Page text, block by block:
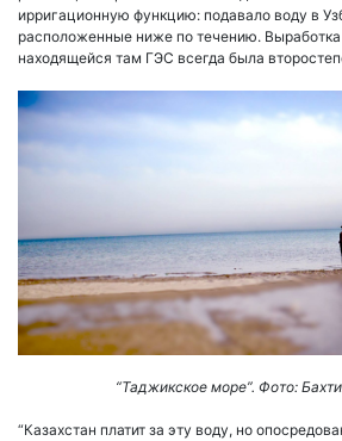
ирригационную функцию: подавало воду в
расположенные ниже по течению. Выработка
находящейся там ГЭС всегда была
“Таджикское море”. Фото:
“Казахстан платит за эту воду, но